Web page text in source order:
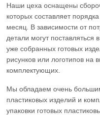
Наши цеха оснащены
которых составляет
месяц. В зависимости от
детали могут поставляться
уже собранных готовых
рисунков или логотипов на
комплектующих.
Мы обладаем очень
пластиковых изделий и
упаковки готовых